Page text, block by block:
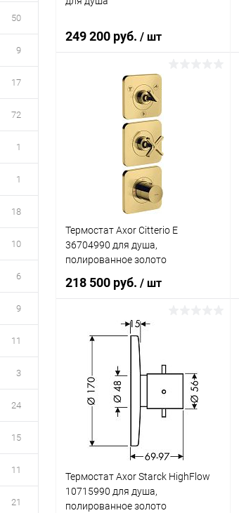
50
9
17
72
1
1
18
10
6
9
11
3
24
15
11
21
249 200 руб. / шт
В корзину
Купить в 1 клик
В избранное
Термостат Axor Citterio E
36704990 для душа,
полированное золото
218 500 руб. / шт
В корзину
Купить в 1 клик Сравнение
В избранное Под заказ
Термостат Axor Starck HighFlow
10715990 для душа,
полированное золото